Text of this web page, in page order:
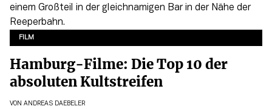
FILM
Hamburg-Filme: Die Top 10 der
absoluten Kultstreifen
VON ANDREAS DAEBELER